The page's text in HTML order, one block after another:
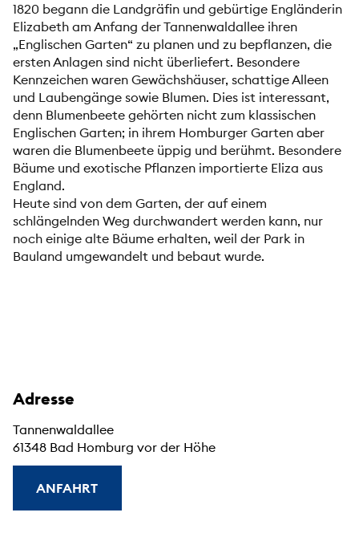
1820 begann die Landgräfin und gebürtige Engländerin
Elizabeth am Anfang der Tannenwaldallee ihren
„Englischen Garten“ zu planen und zu bepflanzen, die
ersten Anlagen sind nicht überliefert. Besondere
Kennzeichen waren Gewächshäuser, schattige Alleen
und Laubengänge sowie Blumen. Dies ist interessant,
denn Blumenbeete gehörten nicht zum klassischen
Englischen Garten; in ihrem Homburger Garten aber
waren die Blumenbeete üppig und berühmt. Besondere
Bäume und exotische Pflanzen importierte Eliza aus
England.
Heute sind von dem Garten, der auf einem
schlängelnden Weg durchwandert werden kann, nur
noch einige alte Bäume erhalten, weil der Park in
Bauland umgewandelt und bebaut wurde.
Adresse
Tannenwaldallee
61348 Bad Homburg vor der Höhe
ANFAHRT